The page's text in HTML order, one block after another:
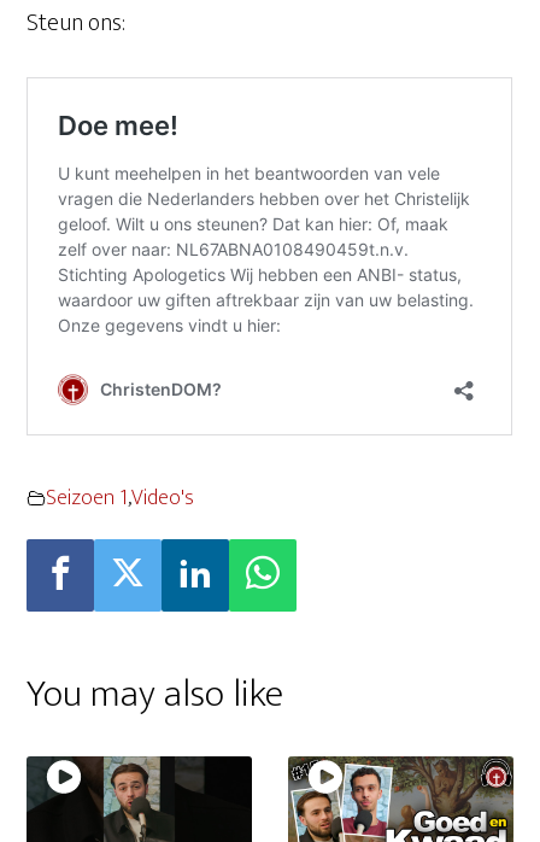
Steun ons:
Seizoen 1,Video's
You may also like